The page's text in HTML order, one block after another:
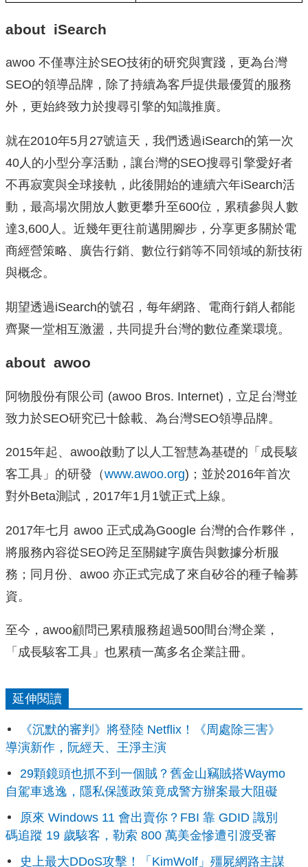
about iSearch
awoo 不僅專注於SEO技術的研究與實踐，更為台灣
SEO的領導品牌，除了持續為客戶提供最優質的服務
外，更始終致力於搜尋引擎的知識推廣。
就在2010年5月27號這天，我們透過iSearch的第一次
40人的小型分享活動，讓台灣的SEO搜尋引擎愛好者
不再寂寞與全球接軌，此後開始的連續六年iSearch活
動，最高場次開放人數更攀升至600位，累積參與人數
達3,600人。近幾年更往前邁開腳步，分享更多關於電
商經營策略、廣告行銷、數位行銷等不同領域的新技術
與概念。
期望透過iSearch的號召，每年網路、電商行銷人都能
齊聚一堂相互激盪，共同提升台灣的數位產業環境。
about awoo
阿物股份有限公司 (awoo Bros. Internet)，立足台灣並
致力於SEO研究已十餘載、為台灣SEO領導品牌。
2015年起、awoo啟動了以人工智慧為基礎的「成長駭
客工具」的研發（www.awoo.org)；並於2016年首次
對外Beta測試，2017年1月1號正式上線。
2017年七月 awoo 正式成為Google 台灣的合作夥伴，
將服務內容從SEO跨足至關鍵字廣告與數據分析服
務；同月份、awoo 亦正式完成了來自矽谷的種子輪募
資。
至今，awoo顧問已累積服務超過500間台灣企業，
「成長駭客工具」也累積一萬多名企業註冊。
延伸閱讀
《沉默的審判》將登陸 Netflix！《周處除三害》
導演新作，阮經天、王淨主演
29顆鏡頭也抓不到一個賊？舊金山竊賊搭Waymo
自駕車逃逸，隱私保護政策竟成警方辦案最大阻礙
原來 Windows 11 會出賣你？FBI 靠 GDID 識別
碼追蹤 19 歲駭客，勒索 800 萬美金慘遭引渡受審
史上最大DDoS攻擊！「KimWolf」殭屍網路主謀